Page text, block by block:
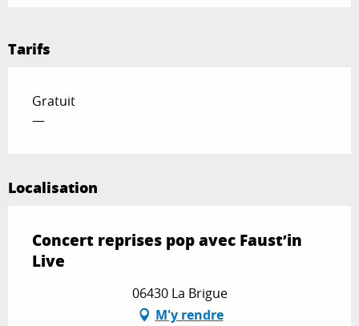
Tarifs
Gratuit
—
Localisation
Concert reprises pop avec Faust’in
Live
06430 La Brigue
M'y rendre